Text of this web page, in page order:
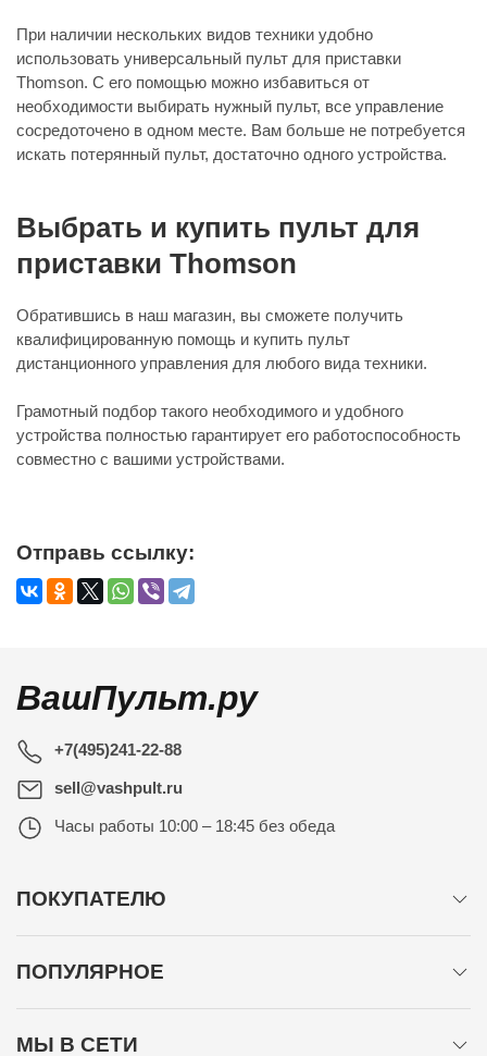
При наличии нескольких видов техники удобно
использовать универсальный пульт для приставки
Thomson. С его помощью можно избавиться от
необходимости выбирать нужный пульт, все управление
сосредоточено в одном месте. Вам больше не потребуется
искать потерянный пульт, достаточно одного устройства.
Выбрать и купить пульт для
приставки Thomson
Обратившись в наш магазин, вы сможете получить
квалифицированную помощь и купить пульт
дистанционного управления для любого вида техники.
Грамотный подбор такого необходимого и удобного
устройства полностью гарантирует его работоспособность
совместно с вашими устройствами.
Отправь ссылку:
ВашПульт.ру
+7(495)241-22-88
sell@vashpult.ru
Часы работы 10:00 – 18:45 без обеда
ПОКУПАТЕЛЮ
ПОПУЛЯРНОЕ
МЫ В СЕТИ